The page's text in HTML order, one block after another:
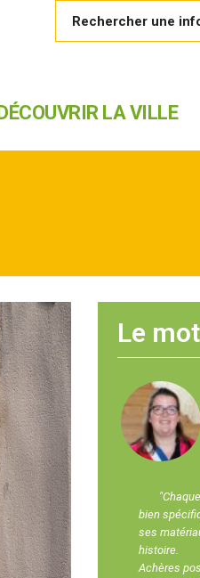
LA VILLE
Le
bien
ses
histoire.
Achères